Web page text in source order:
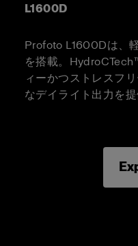
L1600D
Profoto L1600Dは、
を搭載。
ィーかつストレスフ
なデイライト出力を提